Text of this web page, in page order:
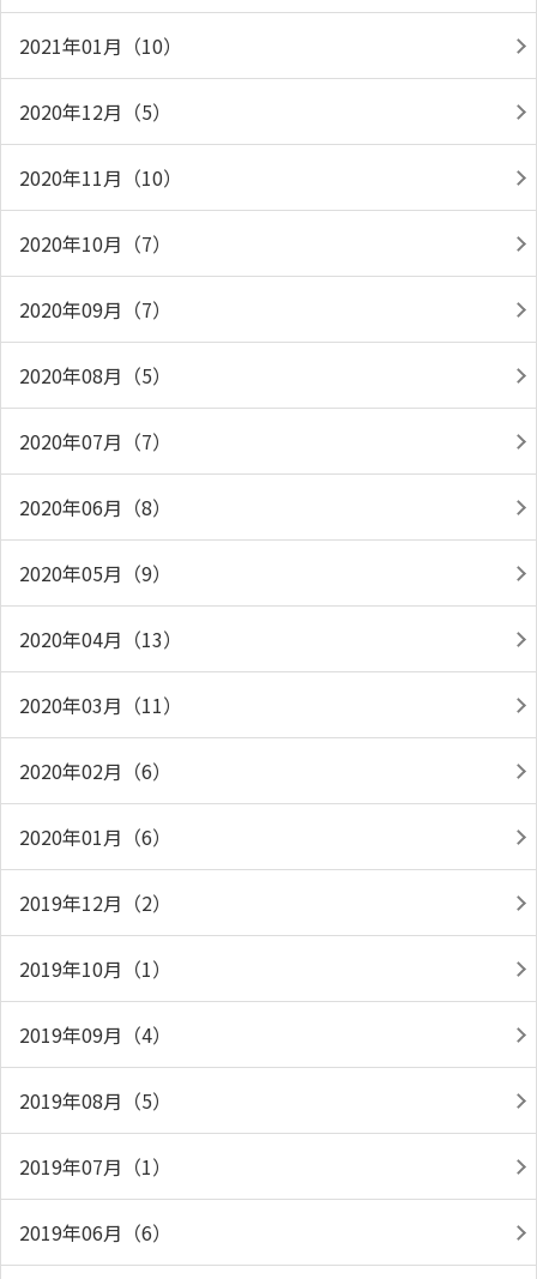
2021年01月（10）
2020年12月（5）
2020年11月（10）
2020年10月（7）
2020年09月（7）
2020年08月（5）
2020年07月（7）
2020年06月（8）
2020年05月（9）
2020年04月（13）
2020年03月（11）
2020年02月（6）
2020年01月（6）
2019年12月（2）
2019年10月（1）
2019年09月（4）
2019年08月（5）
2019年07月（1）
2019年06月（6）